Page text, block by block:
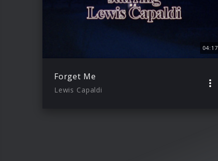
04:17
Forget Me
Lewis Capaldi